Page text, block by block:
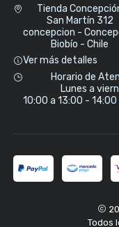
Tienda
San Martín 312
concepcion -
Biobío - Chile
Ver más detalles
Horario de
Lunes a
10:00 a 13:00 - 14:00
Todos